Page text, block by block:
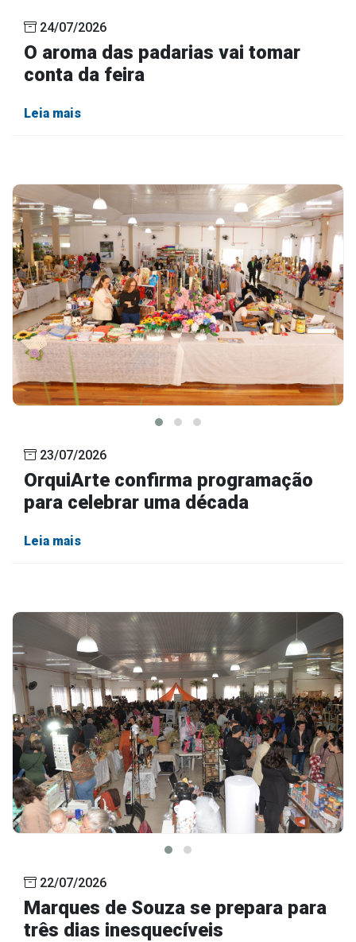
24/07/2026
O aroma das padarias vai tomar
conta da feira
Leia mais
23/07/2026
OrquiArte confirma programação
para celebrar uma década
Leia mais
22/07/2026
Marques de Souza se prepara para
três dias inesquecíveis